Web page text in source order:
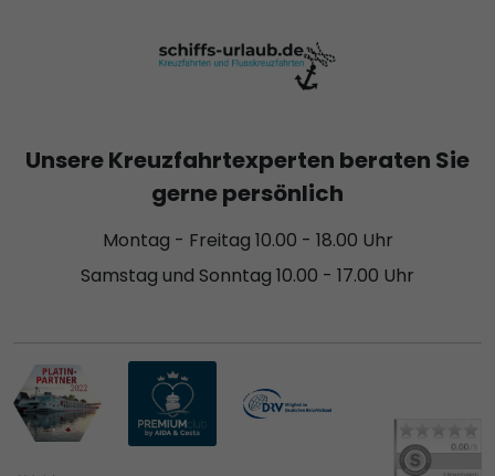
Unsere Kreuzfahrtexperten beraten Sie
gerne persönlich
Montag - Freitag 10.00 - 18.00 Uhr
Samstag und Sonntag 10.00 - 17.00 Uhr